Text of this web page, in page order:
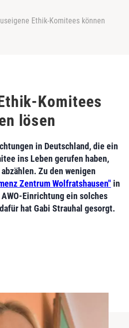
Ethik-Komitees können
Komitees
lösen
in Deutschland, die ein
ins Leben gerufen haben,
Zu den wenigen
Zentrum Wolfratshausen" in
Einrichtung ein solches
hat Gabi Strauhal gesorgt.